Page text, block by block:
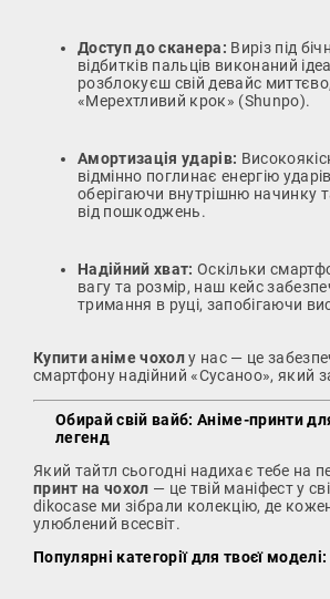
Доступ до сканера: Виріз під
відбитків пальців виконаний
розблокуєш свій девайс
«Мерехтливий крок» (Shunpo).
Амортизація ударів:
відмінно поглинає енергію
оберігаючи внутрішню начинку
від пошкоджень.
Надійний хват: Оскільки
вагу та розмір, наш кейс
тримання в руці, запобігаючи
Купити аніме чохолу нас — це
смартфону надійний «Сусаноо», який
Обирай свій вайб: Аніме-принти
легенд
Який тайтл сьогодні надихає тебе на
принт на чохол — це твій маніфест у
dikocase ми зібрали колекцію, де
улюблений всесвіт.
Популярні категорії для твоєї моделі: